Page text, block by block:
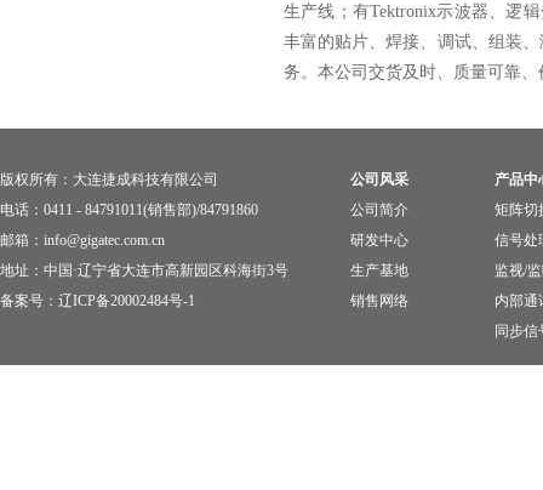
生产线 ； 有Tektronix示波器、逻
丰富的贴片、焊接、调试、组装
务。本公司交货及时、质量可靠
版权所有：大连捷成科技有限公司
电话：0411 - 84791011(销售部)/84791860
邮箱：info@gigatec.com.cn
地址：中国·辽宁省大连市高新园区科海街3号
备案号： 辽ICP备20002484号-1
公司风采
公司简介
研发中心
生产基地
销售网络
产品中
矩阵切
信号处
监视/
内部通
同步信